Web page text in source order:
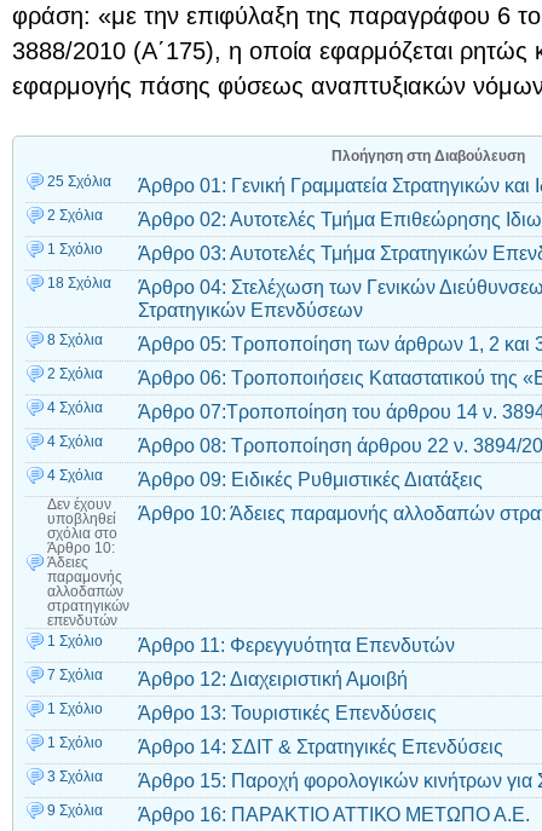
φράση: «με την επιφύλαξη της παραγράφου 6
3888/2010 (Α΄175), η οποία εφαρμόζεται ρητώς
εφαρμογής πάσης φύσεως αναπτυξιακών
Πλοήγηση στη Διαβούλευση
25 Σχόλια
Άρθρο 01: Γενική Γραμματεία Στρατηγικών
2 Σχόλια Άρθρο 02: Αυτοτελές Τμήμα Επιθεώρησης
1 Σχόλιο Άρθρο 03: Αυτοτελές Τμήμα Στρατηγικών
18 Σχόλια
Άρθρο 04: Στελέχωση των Γενικών
Στρατηγικών Επενδύσεων
8 Σχόλια Άρθρο 05: Τροποποίηση των άρθρων 1, 2 και
2 Σχόλια Άρθρο 06: Τροποποιήσεις Καταστατικού της
4 Σχόλια Άρθρο 07:Τροποποίηση του άρθρου 14 ν.
4 Σχόλια Άρθρο 08: Τροποποίηση άρθρου 22 ν. 3894/
4 Σχόλια Άρθρο 09: Ειδικές Ρυθμιστικές Διατάξεις
Δεν έχουν
υποβληθεί
σχόλια στο
Άρθρο 10:
Άδειες
παραμονής
αλλοδαπών
στρατηγικών
επενδυτών
Άρθρο 10: Άδειες παραμονής αλλοδαπών
1 Σχόλιο Άρθρο 11: Φερεγγυότητα Επενδυτών
7 Σχόλια Άρθρο 12: Διαχειριστική Αμοιβή
1 Σχόλιο Άρθρο 13: Τουριστικές Επενδύσεις
1 Σχόλιο Άρθρο 14: ΣΔΙΤ & Στρατηγικές Επενδύσεις
3 Σχόλια Άρθρο 15: Παροχή φορολογικών κινήτρων για
9 Σχόλια Άρθρο 16: ΠΑΡΑΚΤΙΟ ΑΤΤΙΚΟ ΜΕΤΩΠΟ Α.Ε.